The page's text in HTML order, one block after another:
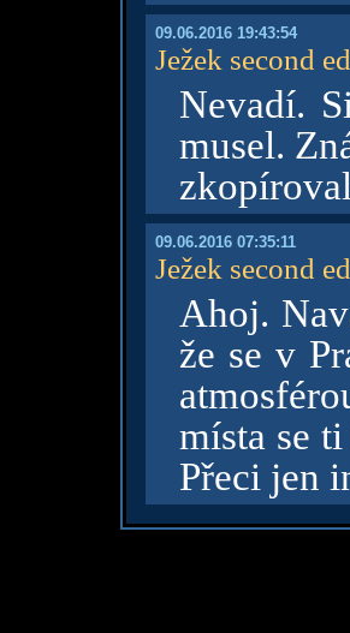
09.06.2016 19:43:54
Ježek second
Nevadí.
musel.
09.06.2016 07:35:11
Ježek second
Ahoj.
že se v
místa se
Přeci jen